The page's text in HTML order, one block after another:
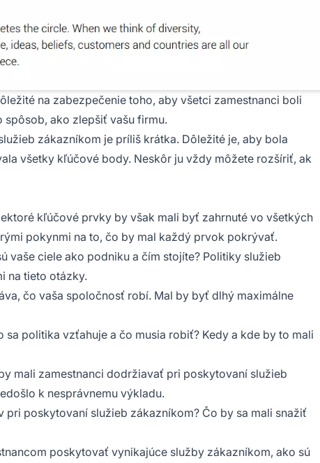
na zabezpečenie toho, aby všetci zamestnanci boli
spôsob, ako zlepšiť vašu firmu.
zákazníkom je príliš krátka. Dôležité je, aby bola
všetky kľúčové body. Neskôr ju vždy môžete rozšíriť, ak
kľúčové prvky by však mali byť zahrnuté vo všetkých
pokynmi na to, čo by mal každý prvok pokrývať.
vaše ciele ako podniku a čím stojíte? Politiky služieb
na tieto otázky.
čo vaša spoločnosť robí. Mal by byť dlhý maximálne
sa politika vzťahuje a čo musia robiť? Kedy a kde by to mali
mali zamestnanci dodržiavať pri poskytovaní služieb
k nesprávnemu výkladu.
pri poskytovaní služieb zákazníkom? Čo by sa mali snažiť
poskytovať vynikajúce služby zákazníkom, ako sú